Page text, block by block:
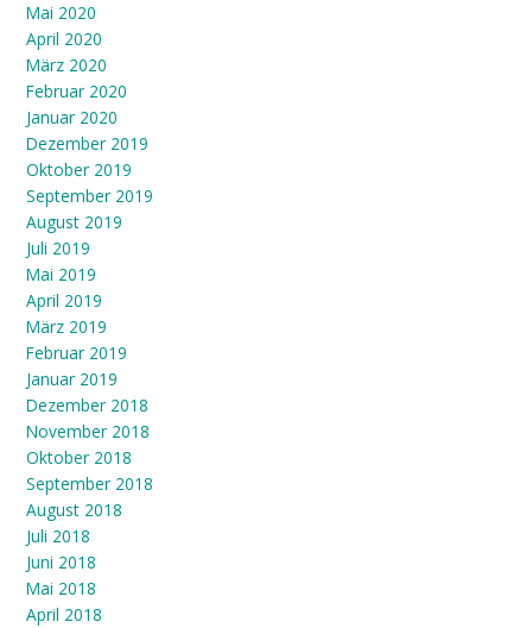
Mai 2020
April 2020
März 2020
Februar 2020
Januar 2020
Dezember 2019
Oktober 2019
September 2019
August 2019
Juli 2019
Mai 2019
April 2019
März 2019
Februar 2019
Januar 2019
Dezember 2018
November 2018
Oktober 2018
September 2018
August 2018
Juli 2018
Juni 2018
Mai 2018
April 2018